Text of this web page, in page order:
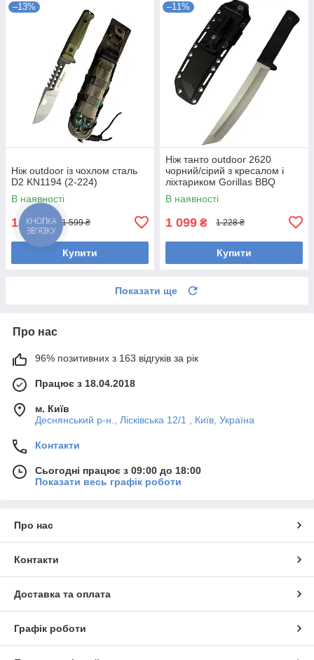
–13%
Ніж outdoor із чохлом сталь
D2 KN1194 (2-224)
В наявності
1 399₴ 1 599 ₴
Купити
–11%
Ніж танто outdoor 2620
чорний/сірий з кресалом і
ліхтариком Gorillas BBQ
KN1080
В наявності
1 099 ₴ 1 228 ₴
Купити
Показати ще
Про нас
96% позитивних з 163 відгуків за рік
Працює з 18.04.2018
м. Київ
Деснянський р-н., Лісківська 12/1 , Київ, Україна
Контакти
Сьогодні працює з 09:00 до 18:00
Показати весь графік роботи
Про нас
Контакти
Доставка та оплата
Графік роботи